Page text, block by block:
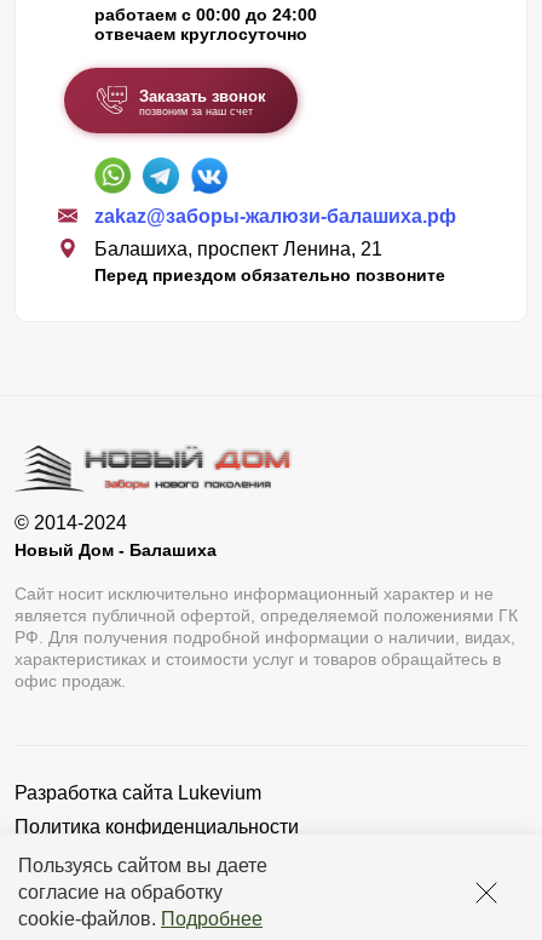
Пользуясь сайтом вы даете
согласие на обработку
cookie-файлов. Подробнее
работаем с 00:00 до 24:00
отвечаем круглосуточно
Заказать звонок
позвоним за наш счет
zakaz@заборы-жалюзи-балашиха.рф
Балашиха, проспект Ленина, 21
Перед приездом обязательно позвоните
© 2014-2024
Новый Дом - Балашиха
Сайт носит исключительно информационный характер и не
является публичной офертой, определяемой положениями ГК
РФ. Для получения подробной информации о наличии, видах,
характеристиках и стоимости услуг и товаров обращайтесь в
офис продаж.
Разработка сайта Lukevium
Политика конфиденциальности
Пользовательское соглашение